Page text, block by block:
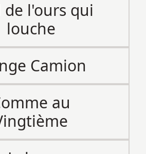
l'ours qui
louche
Camion
au